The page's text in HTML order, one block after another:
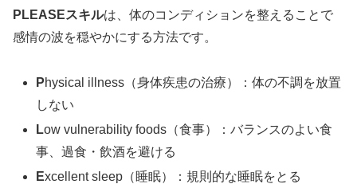
PLEASEスキルは、体のコンディションを整えることで
感情の波を穏やかにする方法です。
Physical illness（身体疾患の治療）：体の不調を放置
しない
Low vulnerability foods（食事）：バランスのよい食
事、過食・飲酒を避ける
Excellent sleep（睡眠）：規則的な睡眠をとる